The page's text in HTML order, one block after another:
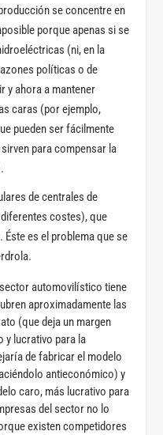
se concentre en
porque apenas si se
(ni, en la
políticas o de
y ahora a mantener
caras (por ejemplo,
pueden ser fácilmente
para compensar la
de centrales de
costes), que
es el problema que se
automovilístico tiene
aproximadamente las
(que deja un margen
y lucrativo para la
de fabricar el modelo
antieconómico) y
caro, más lucrativo para
del sector no lo
existen competidores